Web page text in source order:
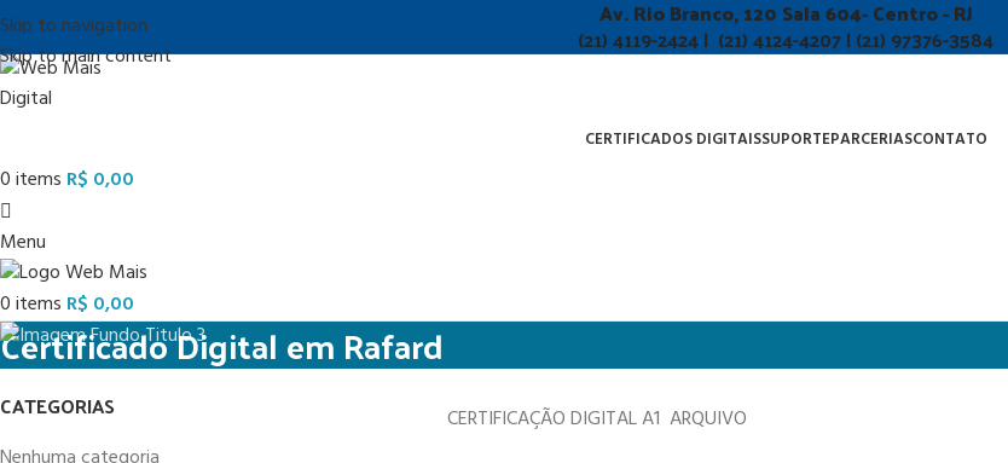
Skip to navigation
Skip to main content
Av. Rio Branco, 120 Sala 604- Centro - RJ
(21) 4119-2424 | (21) 4124-4207 | (21) 97376-3584
CERTIFICADOS DIGITAISSUPORTEPARCERIASCONTATO
0items R$ 0,00
Menu
0items R$ 0,00
Certificado Digital em Rafard
CATEGORIAS
CERTIFICAÇÃO DIGITAL A1 ARQUIVO